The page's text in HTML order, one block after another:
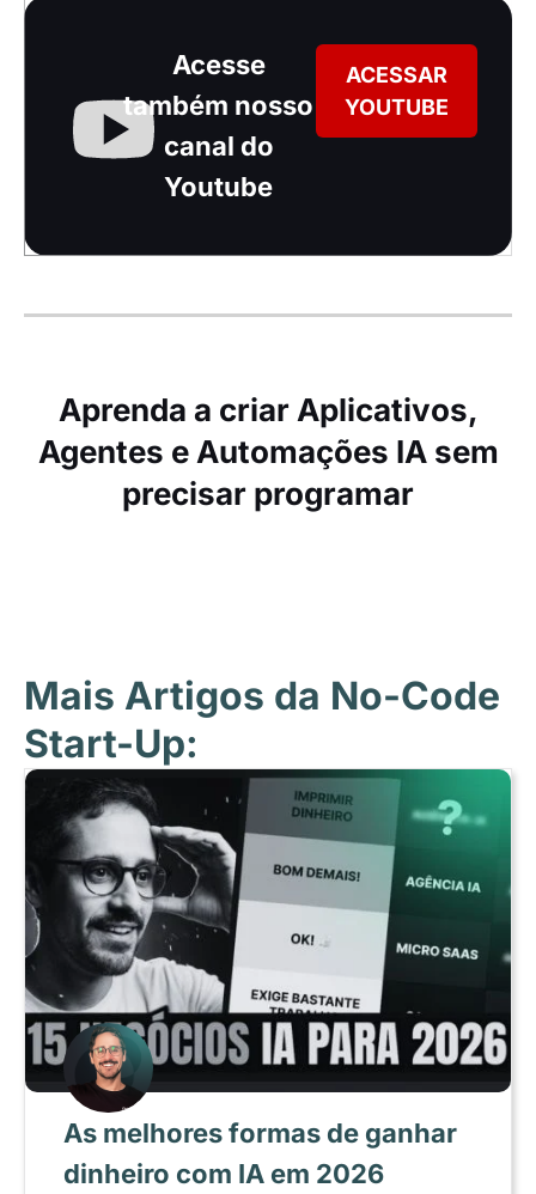
Acesse
também nosso
canal do
Youtube
ACESSAR
YOUTUBE
Aprenda a criar Aplicativos,
Agentes e Automações IA sem
precisar programar
Mais Artigos da No-Code
Start-Up:
As melhores formas de ganhar
dinheiro com IA em 2026